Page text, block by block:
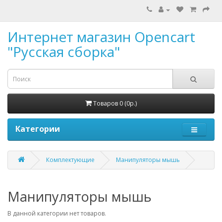
Интернет магазин Opencart
"Русская сборка"
Товаров 0 (0р.)
Категории
Комплектующие Манипуляторы мышь
Манипуляторы мышь
В данной категории нет товаров.